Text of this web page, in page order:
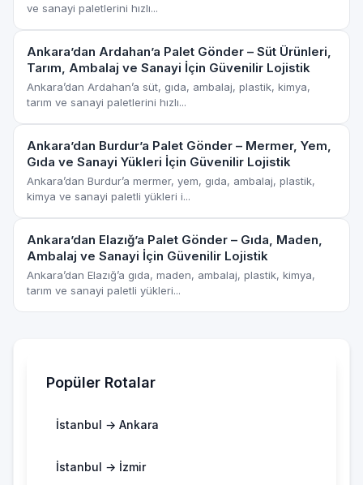
Popüler Rotalar
İstanbul → Ankara
İstanbul → İzmir
ve sanayi paletlerini hızlı...
Ankara’dan Ardahan’a Palet Gönder – Süt Ürünleri,
Tarım, Ambalaj ve Sanayi İçin Güvenilir Lojistik
Ankara’dan Ardahan’a süt, gıda, ambalaj, plastik, kimya,
tarım ve sanayi paletlerini hızlı...
Ankara’dan Burdur’a Palet Gönder – Mermer, Yem,
Gıda ve Sanayi Yükleri İçin Güvenilir Lojistik
Ankara’dan Burdur’a mermer, yem, gıda, ambalaj, plastik,
kimya ve sanayi paletli yükleri i...
Ankara’dan Elazığ’a Palet Gönder – Gıda, Maden,
Ambalaj ve Sanayi İçin Güvenilir Lojistik
Ankara’dan Elazığ’a gıda, maden, ambalaj, plastik, kimya,
tarım ve sanayi paletli yükleri...